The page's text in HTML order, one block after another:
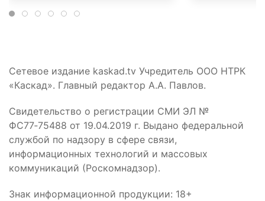
Сетевое издание kaskad.tv Учредитель ООО НТРК
«Каскад». Главный редактор А.А. Павлов.
Свидетельство о регистрации СМИ ЭЛ №
ФС77‑75488 от 19.04.2019 г. Выдано федеральной
службой по надзору в сфере связи,
информационных технологий и массовых
коммуникаций (Роскомнадзор).
Знак информационной продукции: 18+